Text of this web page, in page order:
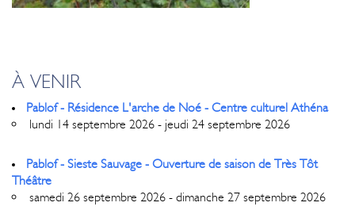
À VENIR
Pablof - Résidence L'arche de Noé - Centre culturel Athéna
lundi 14 septembre 2026 - jeudi 24 septembre 2026
Pablof - Sieste Sauvage - Ouverture de saison de Très Tôt
Théâtre
samedi 26 septembre 2026 - dimanche 27 septembre 2026